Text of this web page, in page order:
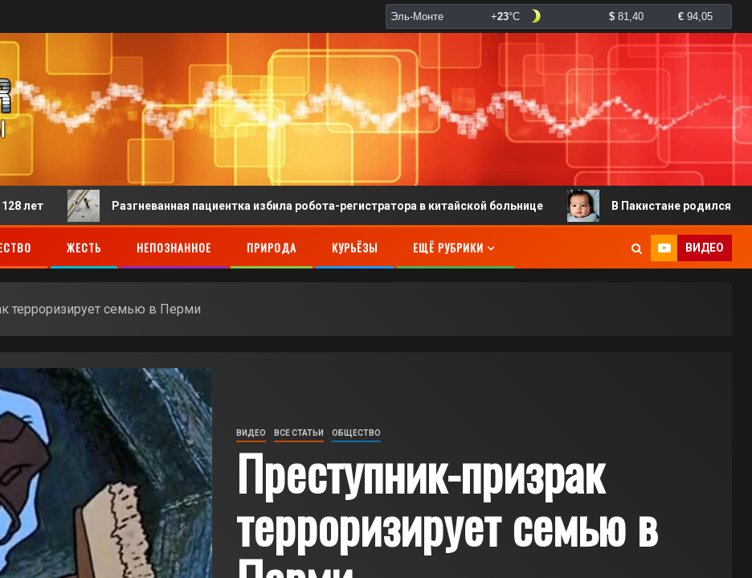
Разгневанная пациентка избила робота-регистратора в китайской больнице В Пакистане родился младенец с
ЖЕСТЬ НЕПОЗНАННОЕ ПРИРОДА КУРЬЁЗЫ ЕЩЁ РУБРИКИ ВИДЕО
терроризирует семью в Перми
ВИДЕО ВСЕ СТАТЬИ ОБЩЕСТВО
Преступник-призрак
терроризирует семью в